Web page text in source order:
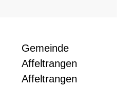
Gemeinde
Affeltrangen
Affeltrangen